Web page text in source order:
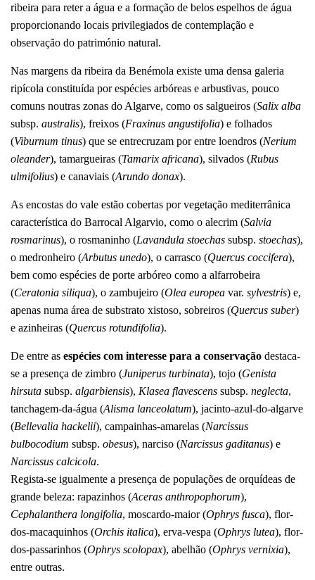
ribeira para reter a água e a formação de belos espelhos de água
proporcionando locais privilegiados de contemplação e
observação do património natural.
Nas margens da ribeira da Benémola existe uma densa galeria
ripícola constituída por espécies arbóreas e arbustivas, pouco
comuns noutras zonas do Algarve, como os salgueiros (Salix alba
subsp. australis), freixos (Fraxinus angustifolia) e folhados
(Viburnum tinus) que se entrecruzam por entre loendros (Nerium
oleander), tamargueiras (Tamarix africana), silvados (Rubus
ulmifolius) e canaviais (Arundo donax).
As encostas do vale estão cobertas por vegetação mediterrânica
característica do Barrocal Algarvio, como o alecrim (Salvia
rosmarinus), o rosmaninho (Lavandula stoechas subsp. stoechas),
o medronheiro (Arbutus unedo), o carrasco (Quercus coccifera),
bem como espécies de porte arbóreo como a alfarrobeira
(Ceratonia siliqua), o zambujeiro (Olea europea var. sylvestris) e,
apenas numa área de substrato xistoso, sobreiros (Quercus suber)
e azinheiras (Quercus rotundifolia).
De entre as espécies com interesse para a conservação destaca-
se a presença de zimbro (Juniperus turbinata), tojo (Genista
hirsuta subsp. algarbiensis), Klasea flavescens subsp. neglecta,
tanchagem-da-água (Alisma lanceolatum), jacinto-azul-do-algarve
(Bellevalia hackelii), campainhas-amarelas (Narcissus
bulbocodium subsp. obesus), narciso (Narcissus gaditanus) e
Narcissus calcicola.
Regista-se igualmente a presença de populações de orquídeas de
grande beleza: rapazinhos (Aceras anthropophorum),
Cephalanthera longifolia, moscardo-maior (Ophrys fusca), flor-
dos-macaquinhos (Orchis italica), erva-vespa (Ophrys lutea), flor-
dos-passarinhos (Ophrys scolopax), abelhão (Ophrys vernixia),
entre outras.